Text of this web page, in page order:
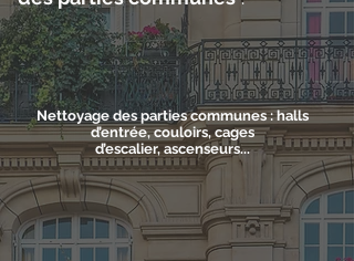
Nettoyage des parties communes : halls
d’entrée, couloirs, cages
d’escalier, ascenseurs...